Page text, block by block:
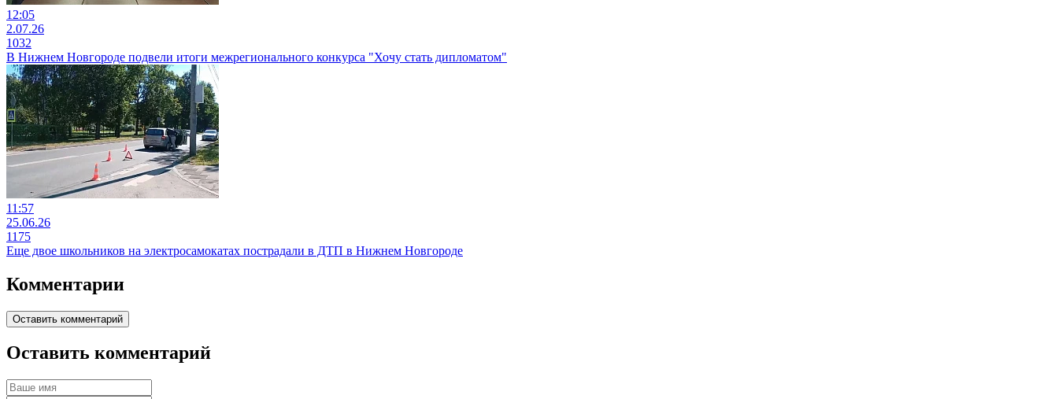
12:05
2.07.26
1032
В Нижнем Новгороде подвели итоги межрегионального конкурса "Хочу стать дипломатом"
11:57
25.06.26
1175
Еще двое школьников на электросамокатах пострадали в ДТП в Нижнем Новгороде
Комментарии
Оставить комментарий
Оставить комментарий